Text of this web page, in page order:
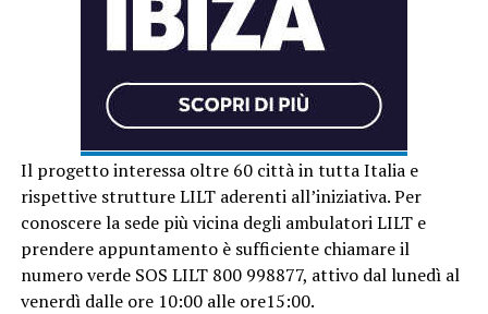
Il progetto interessa oltre 60 città in tutta Italia e
rispettive strutture LILT aderenti all’iniziativa. Per
conoscere la sede più vicina degli ambulatori LILT e
prendere appuntamento è sufficiente chiamare il
numero verde SOS LILT 800 998877, attivo dal lunedì al
venerdì dalle ore 10:00 alle ore15:00.